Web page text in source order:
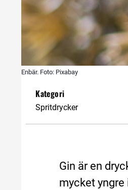
Enbär. Foto: Pixabay
Kategori
Spritdrycker
Gin är en
mycket